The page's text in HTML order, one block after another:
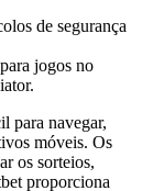
de segurança
jogos no
para navegar,
móveis. Os
os sorteios,
proporciona